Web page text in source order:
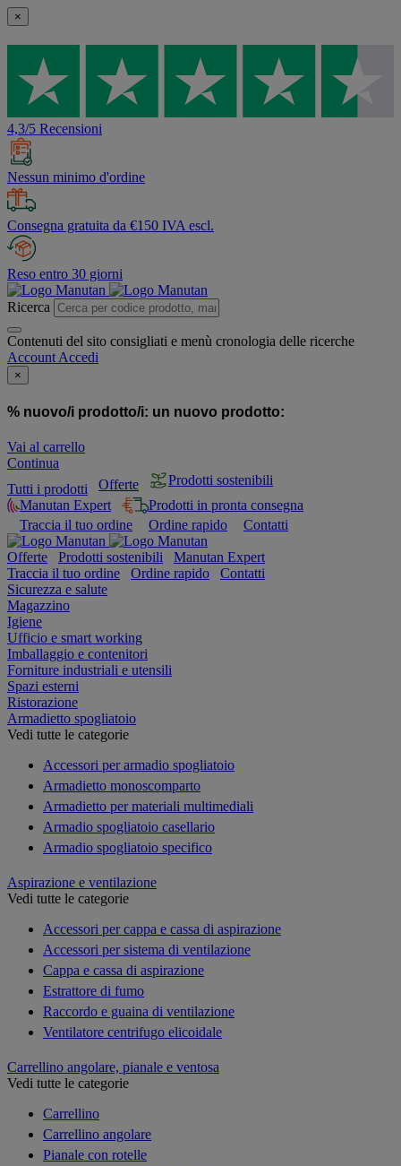
×
4,3/5 Recensioni
Nessun minimo d'ordine
Consegna gratuita da €150 IVA escl.
Reso entro 30 giorni
Ricerca
Contenuti del sito consigliati e menù cronologia delle ricerche
Account Accedi
×
% nuovo/i prodotto/i: un nuovo prodotto:
Vai al carrello
Continua
Tutti i prodotti
Offerte
Prodotti sostenibili
Manutan Expert
Prodotti in pronta consegna
Traccia il tuo ordine
Ordine rapido Contatti
Offerte Prodotti sostenibili
Manutan Expert
Traccia il tuo ordine
Ordine rapido
Contatti
Sicurezza e salute
Magazzino
Igiene
Ufficio e smart working
Imballaggio e contenitori
Forniture industriali e utensili
Spazi esterni
Ristorazione
Armadietto spogliatoio
Vedi tutte le categorie
Accessori per armadio spogliatoio
Armadietto monoscomparto
Armadietto per materiali multimediali
Armadio spogliatoio casellario
Armadio spogliatoio specifico
Aspirazione e ventilazione
Vedi tutte le categorie
Accessori per cappa e cassa di aspirazione
Accessori per sistema di ventilazione
Cappa e cassa di aspirazione
Estrattore di fumo
Raccordo e guaina di ventilazione
Ventilatore centrifugo elicoidale
Carrellino angolare, pianale e ventosa
Vedi tutte le categorie
Carrellino
Carrellino angolare
Pianale con rotelle